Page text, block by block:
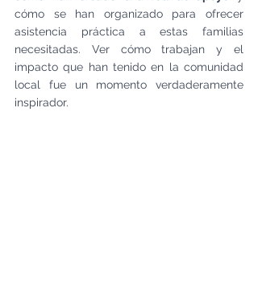
cómo se han organizado para ofrecer
asistencia práctica a estas familias
necesitadas. Ver cómo trabajan y el
impacto que han tenido en la comunidad
local fue un momento verdaderamente
inspirador.